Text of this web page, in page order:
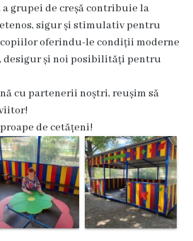
grupei de creșă contribuie la
sigur și stimulativ pentru
oferindu-le condiții moderne
desigur și noi posibilități pentru
cu partenerii noștri, reușim să
de cetățeni!